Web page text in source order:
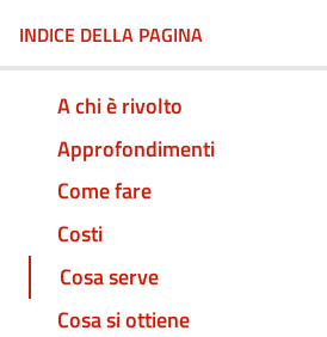
INDICE DELLA PAGINA
A chi è rivolto
Approfondimenti
Come fare
Costi
Cosa serve
Cosa si ottiene